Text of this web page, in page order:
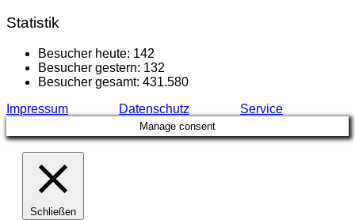
Statistik
Besucher heute: 142
Besucher gestern: 132
Besucher gesamt: 431.580
Impressum
Datenschutz Service
Manage consent
Schließen